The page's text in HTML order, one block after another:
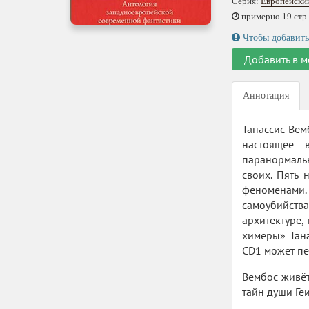
примерно 19
Чтобы
Добавить в
Аннотация
Танассис
настоящее
своих. Пять
химеры»
CD1 может
Вембос
тайн души